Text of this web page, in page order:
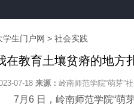
学生门户网 > 社会实践
在教育土壤贫瘠的地方
07-18 来源： 岭南师范学院“萌芽”
7月6 日，岭南师范学院“萌芽